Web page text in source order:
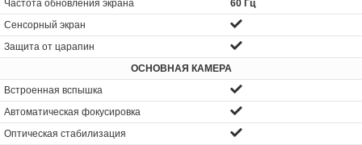
Частота обновления экрана
60 Гц
Сенсорный экран
Защита от царапин
ОСНОВНАЯ КАМЕРА
Встроенная вспышка
Автоматическая фокусировка
Оптическая стабилизация